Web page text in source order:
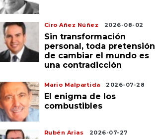
Ciro Añez Núñez 2026-08-02
Sin transformación
personal, toda pretensión
de cambiar el mundo es
una contradicción
Mario Malpartida 2026-07-28
El enigma de los
combustibles
Rubén Arias 2026-07-27